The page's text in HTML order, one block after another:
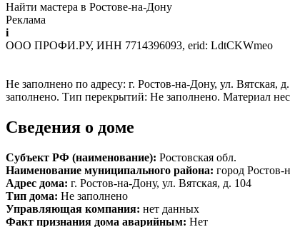
Найти мастера в Ростове-на-Дону
Реклама
i
ООО ПРОФИ.РУ, ИНН 7714396093, erid: LdtCKWmeo
Не заполнено по адресу: г. Ростов-на-Дону, ул.
заполнено. Тип перекрытий: Не заполнено. Материал
Сведения о доме
Субъект РФ (наименование): Ростовская обл.
Наименование муниципального района: город Ростов-
Адрес дома: г. Ростов-на-Дону, ул. Вятская, д. 104
Тип дома: Не заполнено
Управляющая компания: нет данных
Факт признания дома аварийным: Нет